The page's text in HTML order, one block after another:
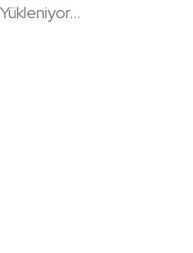
Yükleniyor...